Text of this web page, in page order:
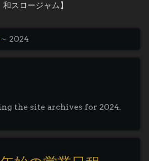
和スロージャム】
∼ 2024
the site archives for 2024.